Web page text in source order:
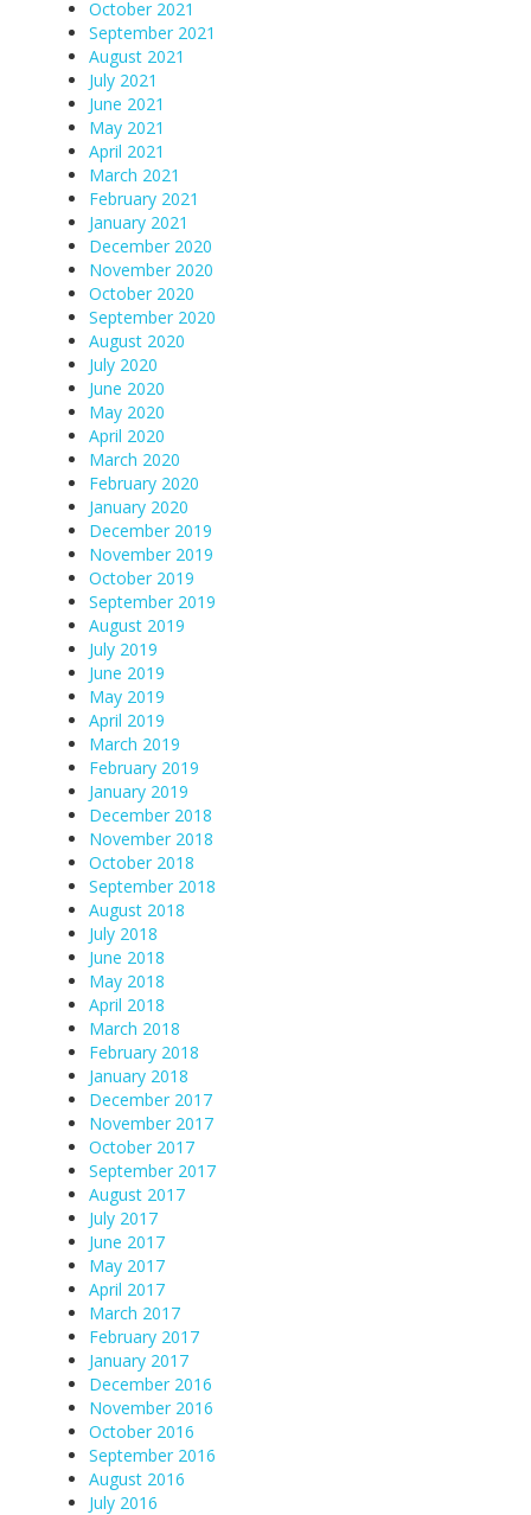
October 2021
September 2021
August 2021
July 2021
June 2021
May 2021
April 2021
March 2021
February 2021
January 2021
December 2020
November 2020
October 2020
September 2020
August 2020
July 2020
June 2020
May 2020
April 2020
March 2020
February 2020
January 2020
December 2019
November 2019
October 2019
September 2019
August 2019
July 2019
June 2019
May 2019
April 2019
March 2019
February 2019
January 2019
December 2018
November 2018
October 2018
September 2018
August 2018
July 2018
June 2018
May 2018
April 2018
March 2018
February 2018
January 2018
December 2017
November 2017
October 2017
September 2017
August 2017
July 2017
June 2017
May 2017
April 2017
March 2017
February 2017
January 2017
December 2016
November 2016
October 2016
September 2016
August 2016
July 2016